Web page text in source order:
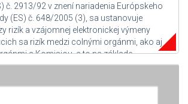
č. 2913/92 v znení nariadenia Európskeho
(ES) č. 648/2005 (3), sa ustanovuje
rizík a vzájomnej elektronickej výmeny
sa rizík medzi colnými orgánmi, ako aj
a Komisiou, a to na základe
nariadenie...
SR